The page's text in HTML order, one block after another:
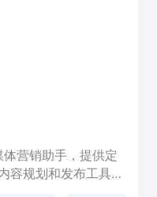
营销助手，提供定
容规划和发布工具，